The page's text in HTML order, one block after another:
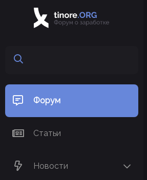
Форум
Статьи
Новости